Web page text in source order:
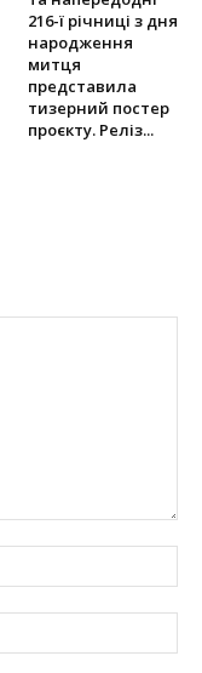
216-ї річниці з дня
народження
митця
представила
тизерний постер
проєкту. Реліз...